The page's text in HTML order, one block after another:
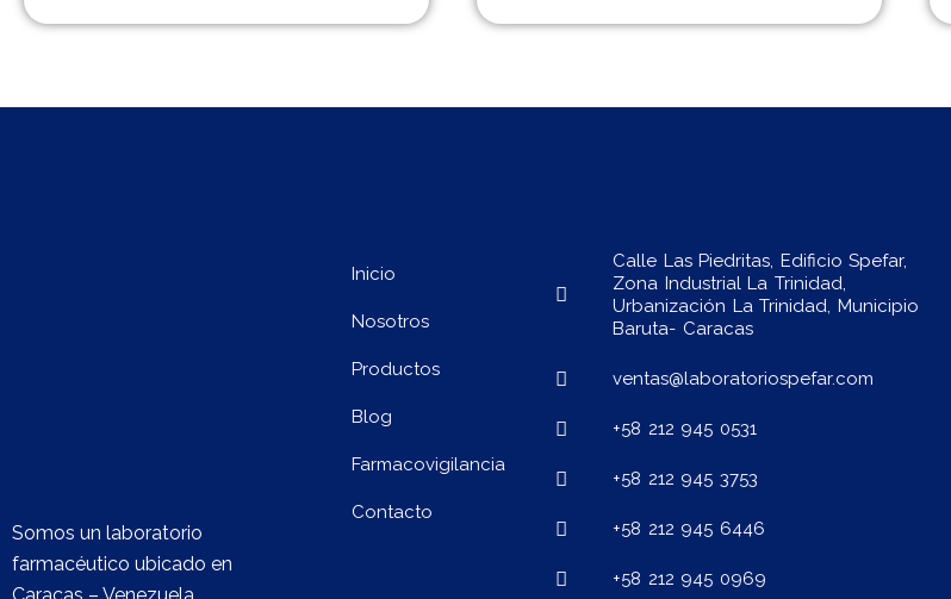
Somos un laboratorio
farmacéutico ubicado en
Caracas – Venezuela,
Inicio
Nosotros
Productos
Blog
Farmacovigilancia
Contacto
Calle Las Piedritas, Edificio Spefar,
Zona Industrial La Trinidad,
Urbanización La Trinidad, Municipio
Baruta- Caracas
ventas@laboratoriospefar.com
+58 212 945 0531
+58 212 945 3753
+58 212 945 6446
+58 212 945 0969